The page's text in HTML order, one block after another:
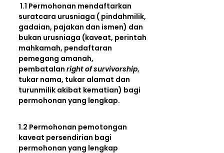
1.1 Permohonan mendaftarkan
suratcara urusniaga ( pindahmilik,
gadaian, pajakan dan ismen) dan
bukan urusniaga (kaveat, perintah
mahkamah, pendaftaran
pemegang amanah,
pembatalan right ofsurvivorship,
tukar nama, tukar alamat dan
turunmilik akibat kematian) bagi
permohonan yang lengkap.
1.2 Permohonan pemotongan
kaveat persendirian bagi
permohonan yang lengkap